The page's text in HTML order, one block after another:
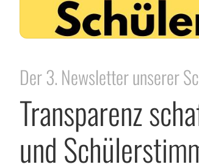
Der 3. Newsletter unserer
Transparenz
und